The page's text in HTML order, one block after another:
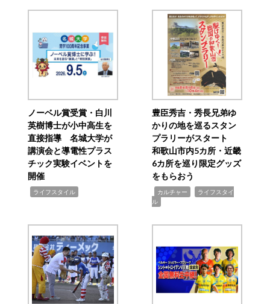
ノーベル賞受賞・白川
英樹博士が小中高生を
直接指導 名城大学が
講演会と導電性プラス
チック実験イベントを
開催
ライフスタイル
豊臣秀吉・秀長兄弟ゆ
かりの地を巡るスタン
プラリーがスタート
和歌山市内5カ所・近畿
6カ所を巡り限定グッズ
をもらおう
カルチャー
ライフスタイ
ル